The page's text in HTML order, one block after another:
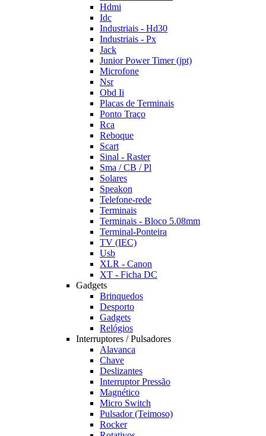
Hdmi
Idc
Industriais - Hd30
Industriais - Px
Jack
Junior Power Timer (jpt)
Microfone
Nsr
Obd Ii
Placas de Terminais
Ponto Traço
Rca
Reboque
Scart
Sinal - Raster
Sma / CB / Pl
Solares
Speakon
Telefone-rede
Terminais
Terminais - Bloco 5.08mm
Terminal-Ponteira
TV (IEC)
Usb
XLR - Canon
XT - Ficha DC
Gadgets
Brinquedos
Desporto
Gadgets
Relógios
Interruptores / Pulsadores
Alavanca
Chave
Deslizantes
Interruptor Pressão
Magnético
Micro Switch
Pulsador (Teimoso)
Rocker